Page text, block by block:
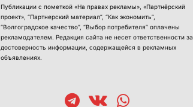
Публикации с пометкой «На правах рекламы», «Партнёрский
проект», “Партнерский материал”, “Как экономить”,
“Волгоградское качество”, “Выбор потребителя” оплачены
рекламодателем. Редакция сайта не несет ответственности за
достоверность информации, содержащейся в рекламных
объявлениях.